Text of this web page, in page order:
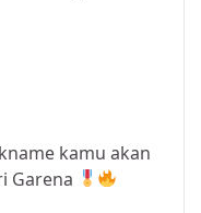
kamu akan
Garena